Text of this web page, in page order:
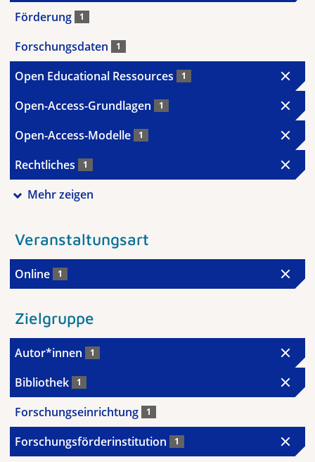
Förderung 1
Forschungsdaten 1
Open Educational Ressources 1
Open-Access-Grundlagen 1
Open-Access-Modelle 1
Rechtliches 1
Mehr zeigen
Veranstaltungsart
Online 1
Zielgruppe
Autor*innen 1
Bibliothek 1
Forschungseinrichtung 1
Forschungsförderinstitution 1